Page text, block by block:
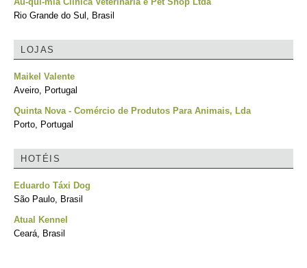
Rio Grande do Sul, Brasil
LOJAS
Maikel Valente
Aveiro, Portugal
Quinta Nova - Comércio de Produtos Para Animais, Lda
Porto, Portugal
HOTÉIS
Eduardo Táxi Dog
São Paulo, Brasil
Atual Kennel
Ceará, Brasil